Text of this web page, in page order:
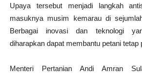
Upaya tersebut menjadi langkah
masuknya musim kemarau di
Berbagai inovasi dan teknologi
diharapkan dapat membantu petani tetap
Menteri Pertanian Andi Amran